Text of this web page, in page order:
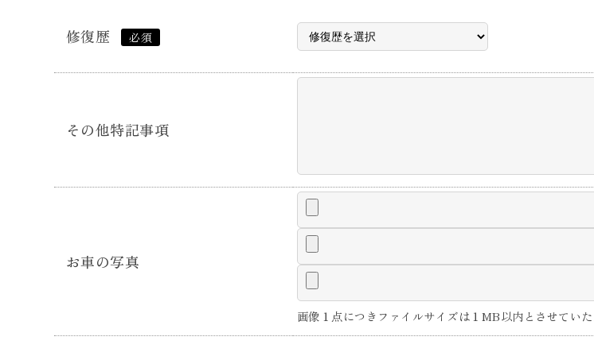
修復歴 必須
その他特記事項
お車の写真
画像１点につきファイルサイズは１MB以内とさせていた